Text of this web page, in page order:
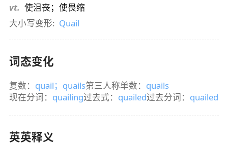
vt. 使沮丧；使畏缩
大小写变形: Quail
词态变化
复数： quail； quails第三人称单数： quails
现在分词： quailing过去式： quailed过去分词： quailed
英英释义